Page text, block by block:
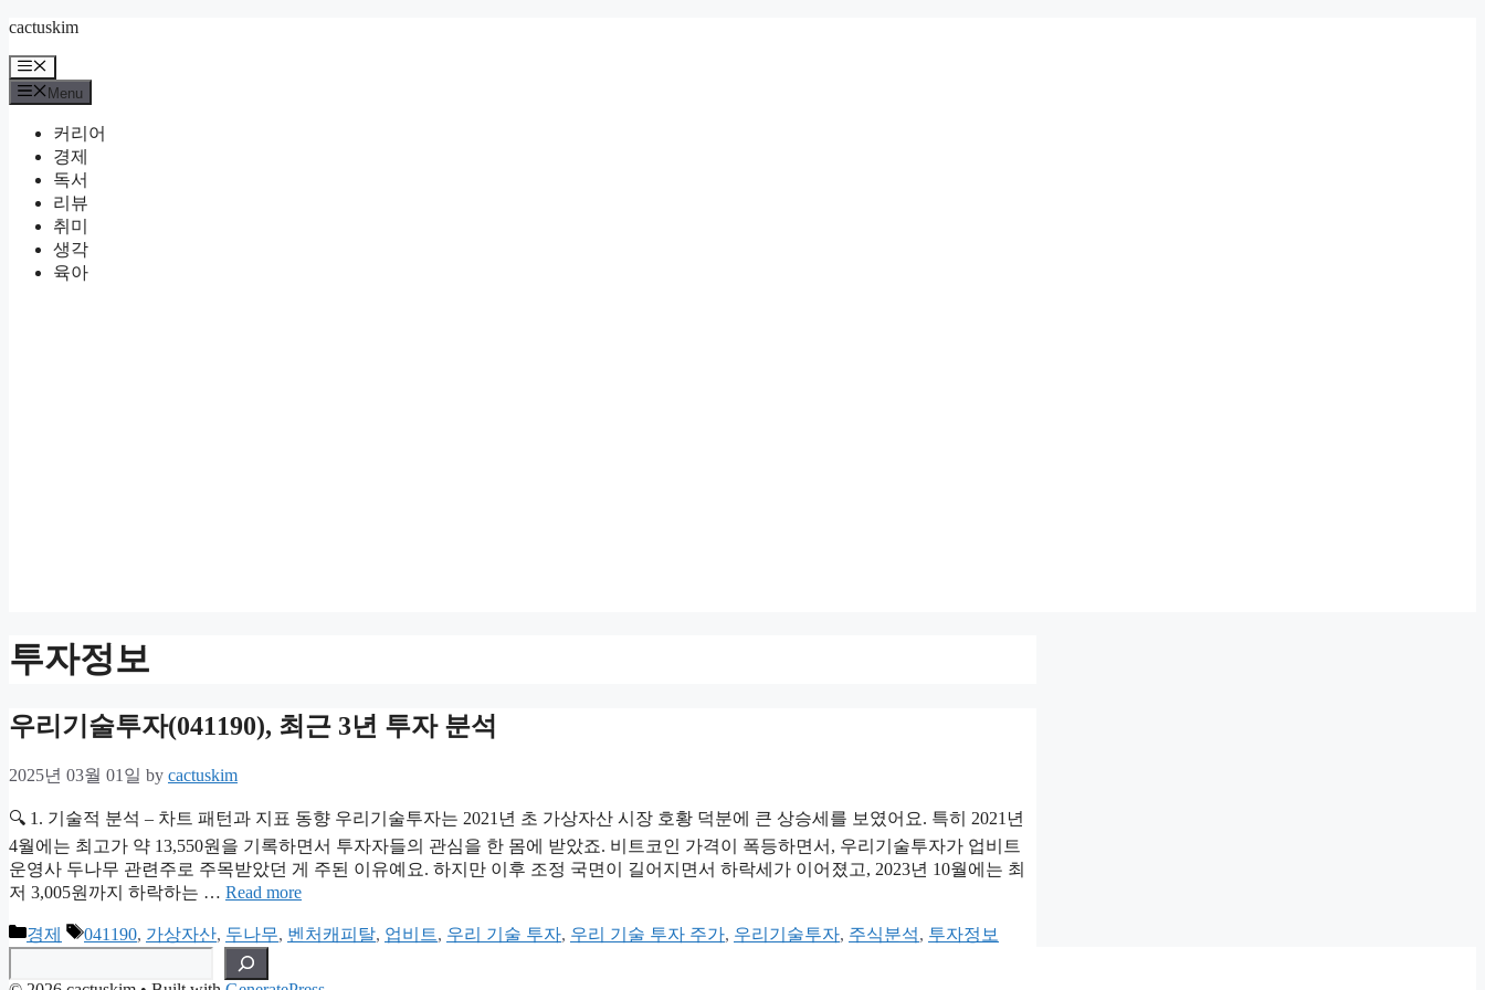
Skip
content
cactuskim
Menu
Menu
커리어
경제
독서
리뷰
취미
생각
육아
투자정보
우리기술투자(041190), 최근 3년 투자 분석
2025년 03월 01일 by cactuskim
🔍 1. 기술적 분석 – 차트 패턴과 지표 동향 우리기술투자는 2021년 초 가상자산 시장 호황 덕분에 큰 상승세를 보였어요. 특히 2021년
4월에는 최고가 약 13,550원을 기록하면서 투자자들의 관심을 한 몸에 받았죠. 비트코인 가격이 폭등하면서, 우리기술투자가 업비트
운영사 두나무 관련주로 주목받았던 게 주된 이유예요. 하지만 이후 조정 국면이 길어지면서 하락세가 이어졌고, 2023년 10월에는 최
저 3,005원까지 하락하는 … Read more
Categories
경제 Tags
041190, 가상자산, 두나무, 벤처캐피탈, 업비트, 우리 기술 투자, 우리 기술 투자 주가, 우리기술투자, 주식분석, 투자정보